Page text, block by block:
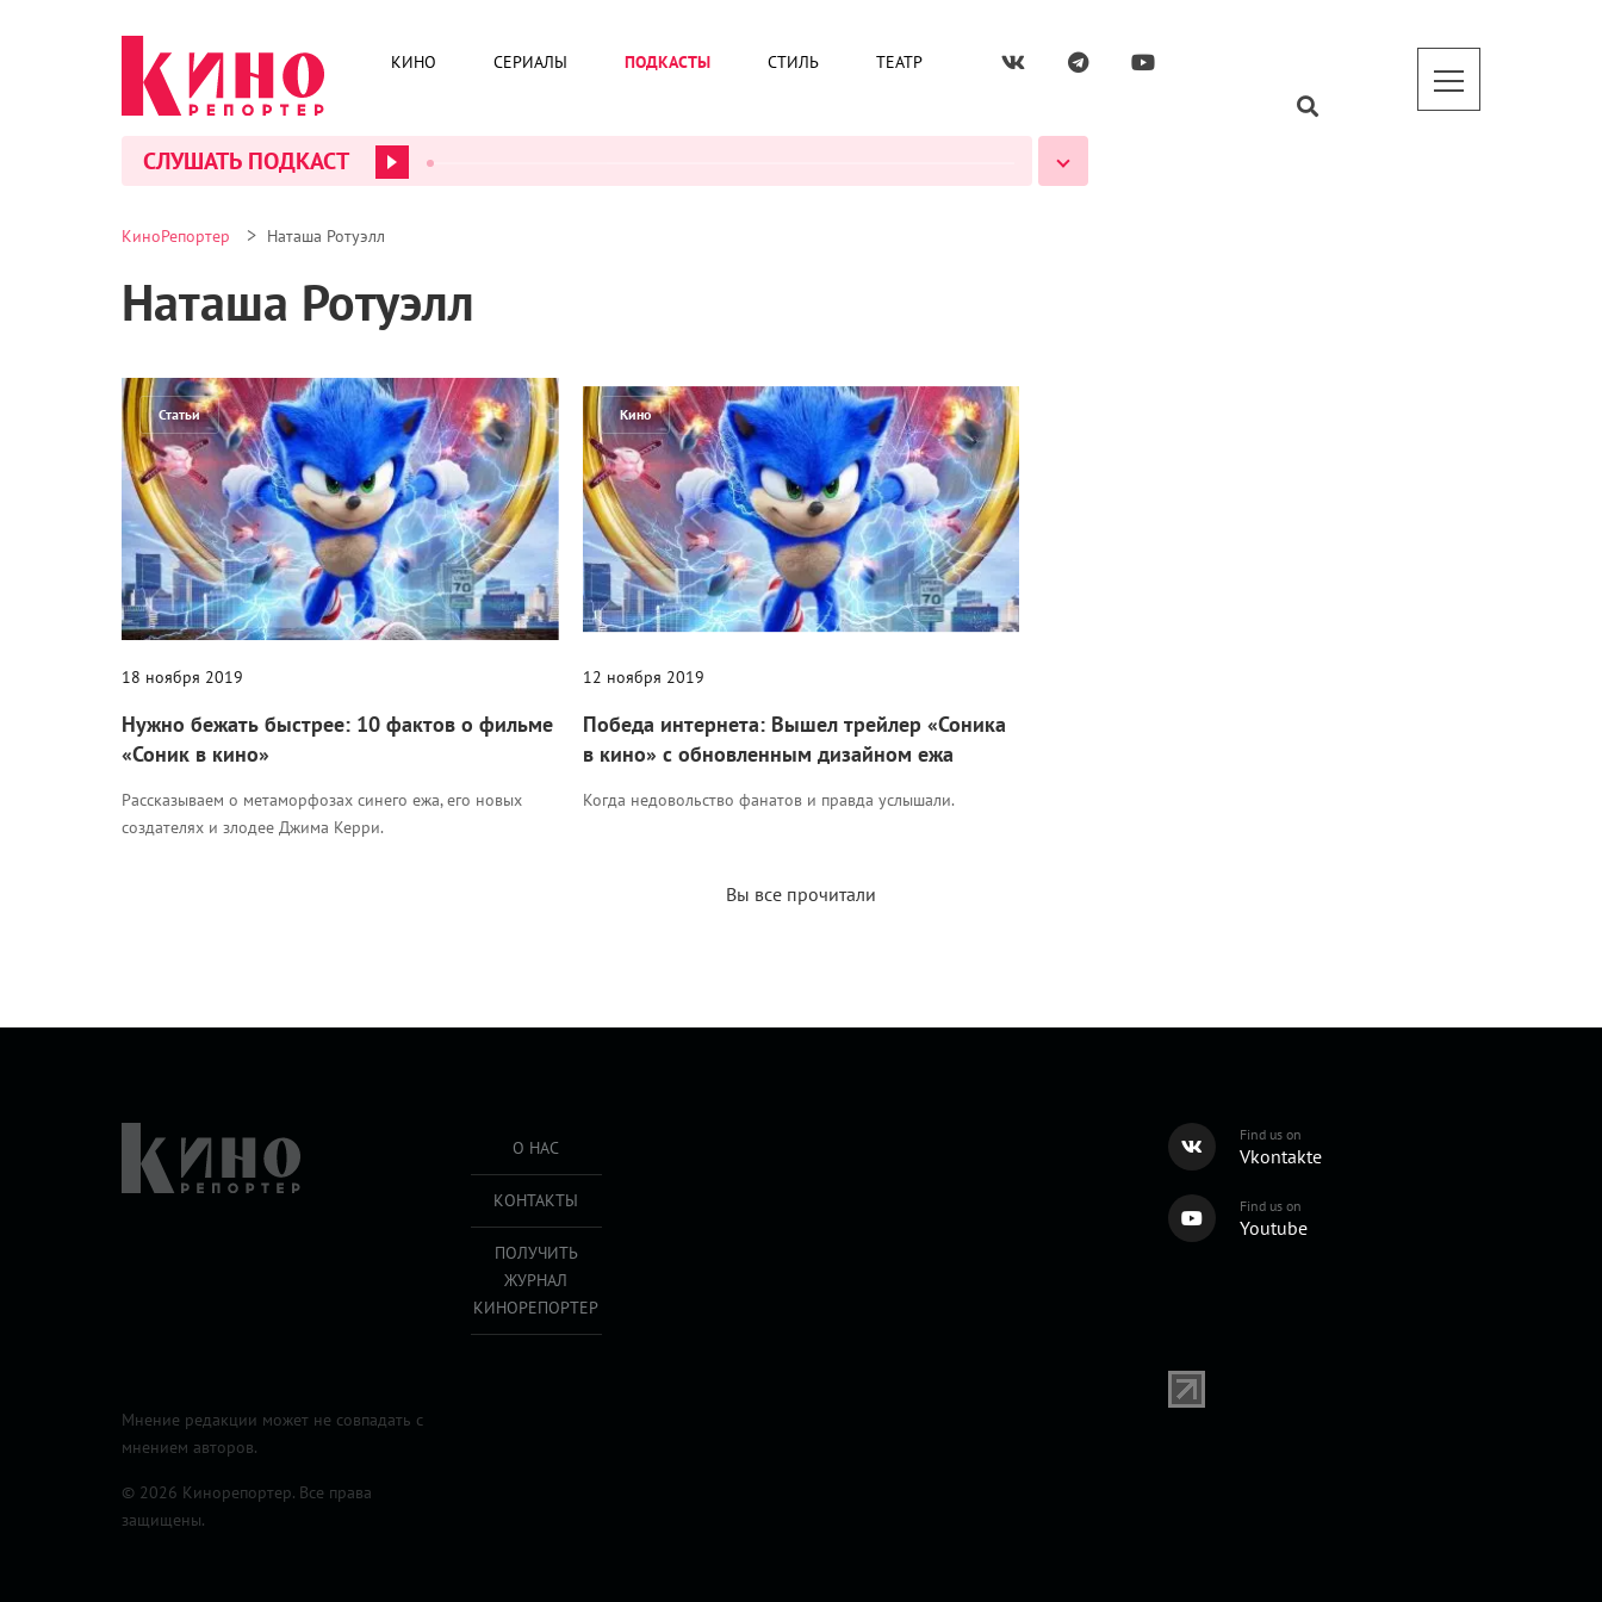
КИНО СЕРИАЛЫ ПОДКАСТЫ СТИЛЬ ТЕАТР
СЛУШАТЬ ПОДКАСТ
КиноРепортер > Наташа Ротуэлл
Наташа Ротуэлл
Статьи
18 ноября 2019
Нужно бежать быстрее: 10 фактов о фильме
«Соник в кино»
Рассказываем о метаморфозах синего ежа, его новых
создателях и злодее Джима Керри.
Кино
12 ноября 2019
Победа интернета: Вышел трейлер «Соника
в кино» с обновленным дизайном ежа
Когда недовольство фанатов и правда услышали.
Вы все прочитали
О НАС
КОНТАКТЫ
ПОЛУЧИТЬ
ЖУРНАЛ
КИНОРЕПОРТЕР
Find us on
Vkontakte
Find us on
Youtube
Мнение редакции может не совпадать с
мнением авторов.
© 2026 Кинорепортер. Все права
защищены.